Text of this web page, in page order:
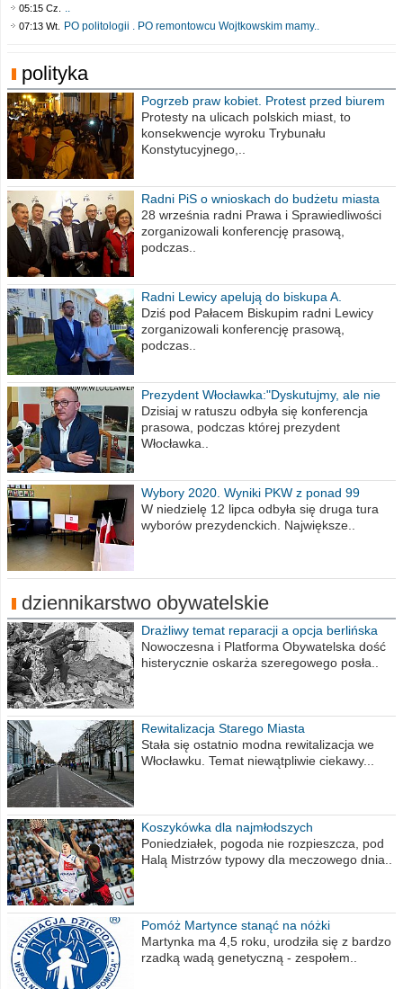
05:15 Cz. ..
07:13 Wt. PO politologii . PO remontowcu Wojtkowskim mamy..
polityka
Pogrzeb praw kobiet. Protest przed biurem
poselskim PiS
Protesty na ulicach polskich miast, to
konsekwencje wyroku Trybunału
Konstytucyjnego,..
Radni PiS o wnioskach do budżetu miasta
na 2021 rok
28 września radni Prawa i Sprawiedliwości
zorganizowali konferencję prasową,
podczas..
Radni Lewicy apelują do biskupa A.
Wiesława Meringa
Dziś pod Pałacem Biskupim radni Lewicy
zorganizowali konferencję prasową,
podczas..
Prezydent Włocławka:"Dyskutujmy, ale nie
obrażajmy się”
Dzisiaj w ratuszu odbyła się konferencja
prasowa, podczas której prezydent
Włocławka..
Wybory 2020. Wyniki PKW z ponad 99
procent obwodów
W niedzielę 12 lipca odbyła się druga tura
wyborów prezydenckich. Największe..
dziennikarstwo obywatelskie
Drażliwy temat reparacji a opcja berlińska
Nowoczesna i Platforma Obywatelska dość
histerycznie oskarża szeregowego posła..
Rewitalizacja Starego Miasta
Stała się ostatnio modna rewitalizacja we
Włocławku. Temat niewątpliwie ciekawy...
Koszykówka dla najmłodszych
Poniedziałek, pogoda nie rozpieszcza, pod
Halą Mistrzów typowy dla meczowego dnia..
Pomóż Martynce stanąć na nóżki
Martynka ma 4,5 roku, urodziła się z bardzo
rzadką wadą genetyczną - zespołem..